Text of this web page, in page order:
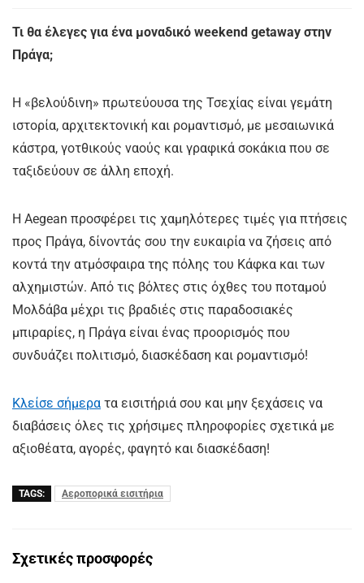
Τι θα έλεγες για ένα μοναδικό weekend getaway στην
Πράγα;
Η «βελούδινη» πρωτεύουσα της Τσεχίας είναι γεμάτη
ιστορία, αρχιτεκτονική και ρομαντισμό, με μεσαιωνικά
κάστρα, γοτθικούς ναούς και γραφικά σοκάκια που σε
ταξιδεύουν σε άλλη εποχή.
Η Aegean προσφέρει τις χαμηλότερες τιμές για πτήσεις
προς Πράγα, δίνοντάς σου την ευκαιρία να ζήσεις από
κοντά την ατμόσφαιρα της πόλης του Κάφκα και των
αλχημιστών. Από τις βόλτες στις όχθες του ποταμού
Μολδάβα μέχρι τις βραδιές στις παραδοσιακές
μπιραρίες, η Πράγα είναι ένας προορισμός που
συνδυάζει πολιτισμό, διασκέδαση και ρομαντισμό!
Κλείσε σήμερα τα εισιτήριά σου και μην ξεχάσεις να
διαβάσεις όλες τις χρήσιμες πληροφορίες σχετικά με
αξιοθέατα, αγορές, φαγητό και διασκέδαση!
TAGS: Αεροπορικά εισιτήρια
Σχετικές προσφορές